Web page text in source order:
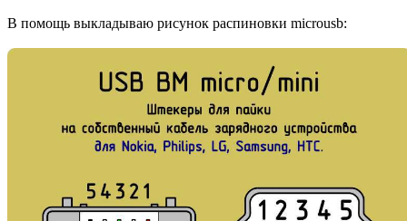
В помощь выкладываю рисунок распиновки microusb: